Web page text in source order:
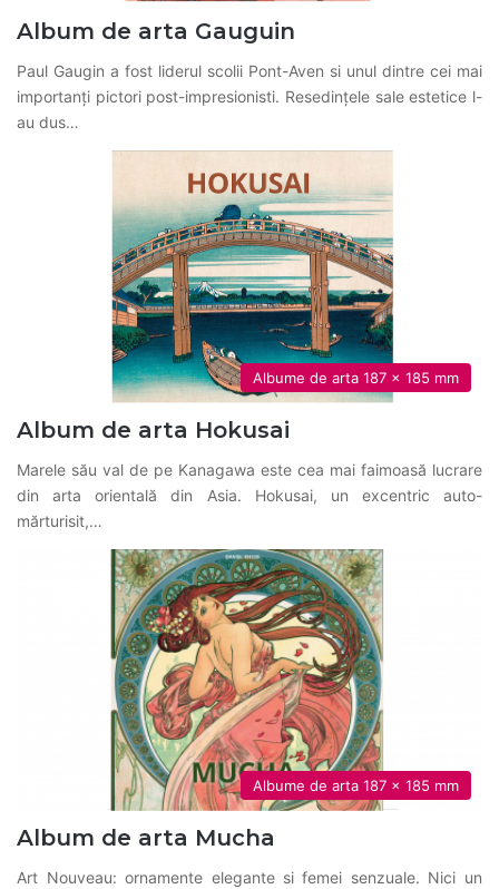
Album de arta Gauguin
Paul Gaugin a fost liderul scolii Pont-Aven si unul dintre cei mai
importanți pictori post-impresionisti. Resedințele sale estetice l-
au dus…
Albume de arta 187 x 185 mm
Album de arta Hokusai
Marele său val de pe Kanagawa este cea mai faimoasă lucrare
din arta orientală din Asia. Hokusai, un excentric auto-
mărturisit,…
Albume de arta 187 x 185 mm
Album de arta Mucha
Art Nouveau: ornamente elegante si femei senzuale. Nici un